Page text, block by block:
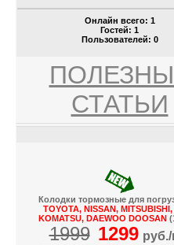
Онлайн всего: 1
Гостей: 1
Пользователей: 0
СТАТЬИ
Колодки тормозные для
TOYOTA, NISSAN,
KOMATSU, DAEWOO DOOSAN
1999 1299